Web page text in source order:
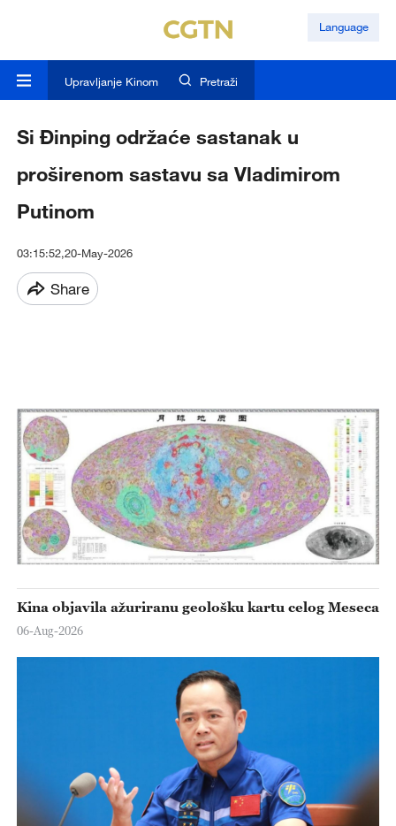
Language
Upravljanje Kinom Pretraži
Si Đinping održaće sastanak u
proširenom sastavu sa Vladimirom
Putinom
03:15:52,20-May-2026
Share
Kina objavila ažuriranu geološku kartu celog Meseca
06-Aug-2026